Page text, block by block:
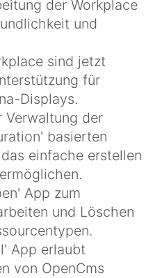
der Workplace
und
sind jetzt
für
Displays.
Verwaltung der
basierten
einfache erstellen
App zum
und Löschen
App erlaubt
von OpenCms